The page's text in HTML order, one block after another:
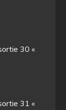
30 «
31 «